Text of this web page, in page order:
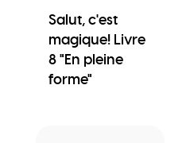
Salut, c'est
magique! Livre
8 "En pleine
forme"